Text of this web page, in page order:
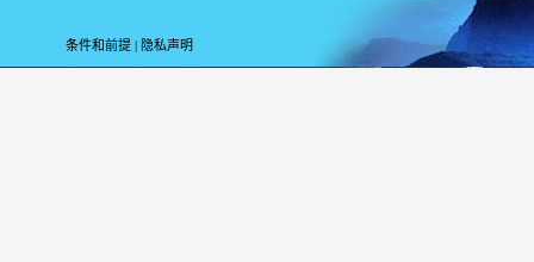
用这个网站您便就接受
斯里兰卡移居与移民部不负责
某个部门或其代理对网站所在
条件和前提 | 隐私声明